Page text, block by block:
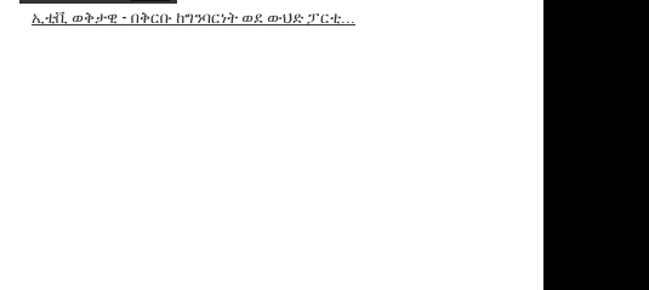
ኢቲቪ ወቅታዊ - በቅርቡ ከግንባርነት ወደ ውህድ ፓርቲ...